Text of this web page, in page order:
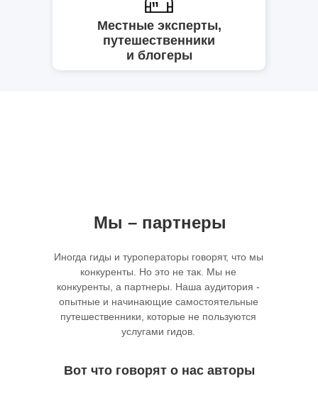
Местные эксперты,
путешественники
и блогеры
Мы – партнеры
Иногда гиды и туроператоры говорят, что мы
конкуренты. Но это не так. Мы не
конкуренты, а партнеры. Наша аудитория -
опытные и начинающие самостоятельные
путешественники, которые не пользуются
услугами гидов.
Вот что говорят о нас авторы